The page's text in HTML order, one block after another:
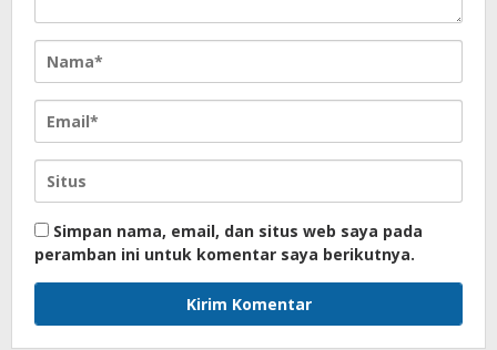
Simpan nama, email, dan situs web saya pada
peramban ini untuk komentar saya berikutnya.